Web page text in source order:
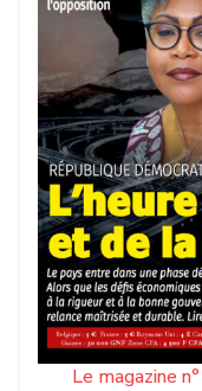
Le magazine